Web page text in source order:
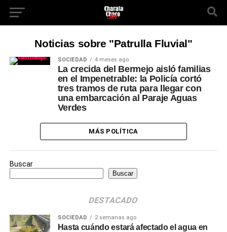
Noticias sobre "Patrulla Fluvial"
SOCIEDAD 4 meses ago
La crecida del Bermejo aisló familias
en el Impenetrable: la Policía cortó
tres tramos de ruta para llegar con
una embarcación al Paraje Aguas
Verdes
MÁS POLÍTICA
Buscar
Buscar
DESTACADO
SOCIEDAD 2 semanas ago
Hasta cuándo estará afectado el agua en